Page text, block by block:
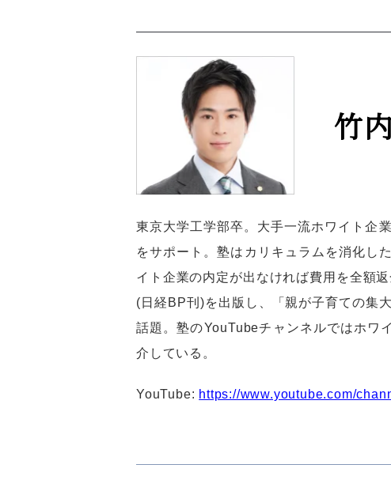
竹
東京大学工学部卒。大手一流ホワイト企
をサポート。塾はカリキュラムを消化し
イト企業の内定が出なければ費用を全額
(日経BP刊)を出版し、「親が子育ての集
話題。塾のYouTubeチャンネルではホワ
介している。
YouTube: https://www.youtube.com/